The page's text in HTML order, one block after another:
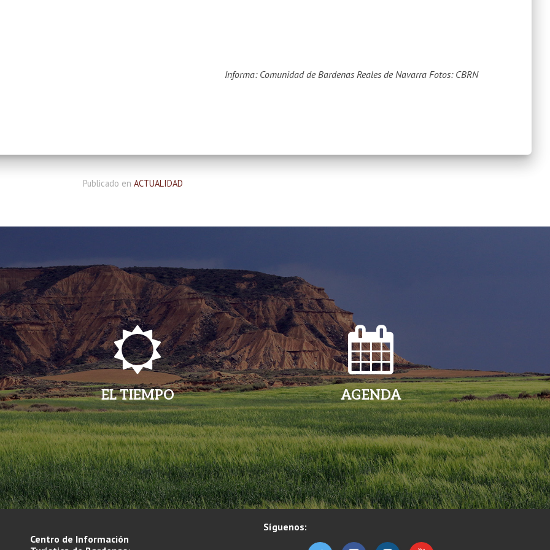
Informa: Comunidad de Bardenas Reales de Navarra Fotos: CBRN
Publicado enACTUALIDAD
EL TIEMPO AGENDA
Centro de Información
Síguenos: